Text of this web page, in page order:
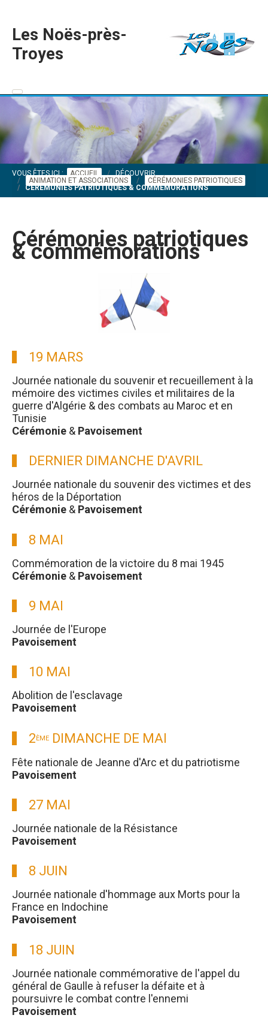
Les Noës-près-
Troyes
VOUS ÊTES ICI : ACCUEIL
DÉCOUVRIR
ANIMATION ET ASSOCIATIONS
CÉRÉMONIES PATRIOTIQUES
CÉRÉMONIES PATRIOTIQUES & COMMÉMORATIONS
Cérémonies patriotiques
& commémorations
19 MARS
Journée nationale du souvenir et recueillement à la
mémoire des victimes civiles et militaires de la
guerre d'Algérie & des combats au Maroc et en
Tunisie
Cérémonie & Pavoisement
DERNIER DIMANCHE D'AVRIL
Journée nationale du souvenir des victimes et des
héros de la Déportation
Cérémonie & Pavoisement
8 MAI
Commémoration de la victoire du 8 mai 1945
Cérémonie & Pavoisement
9 MAI
Journée de l'Europe
Pavoisement
10 MAI
Abolition de l'esclavage
Pavoisement
2ÈME DIMANCHE DE MAI
Fête nationale de Jeanne d'Arc et du patriotisme
Pavoisement
27 MAI
Journée nationale de la Résistance
Pavoisement
8 JUIN
Journée nationale d'hommage aux Morts pour la
France en Indochine
Pavoisement
18 JUIN
Journée nationale commémorative de l'appel du
général de Gaulle à refuser la défaite et à
poursuivre le combat contre l'ennemi
Pavoisement